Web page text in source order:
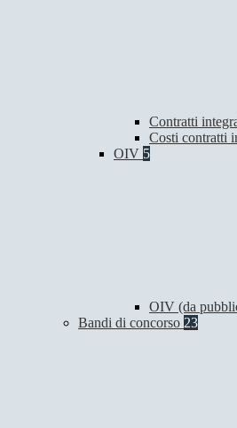
Contratti
Costi contratti
OIV 5
OIV (da
Bandi di concorso 23